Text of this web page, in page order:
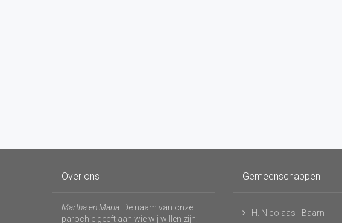
Over ons
Martha en Maria . De naam van onze
parochie geeft aan wie wij willen zijn:
Gemeenschappen
H. Nicolaas - Baarn